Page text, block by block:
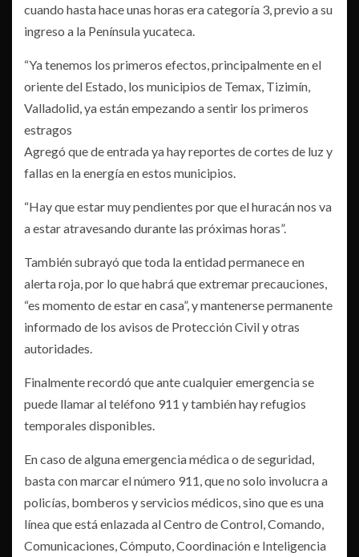
cuando hasta hace unas horas era categoría 3, previo a su
ingreso a la Península yucateca.
“Ya tenemos los primeros efectos, principalmente en el
oriente del Estado, los municipios de Temax, Tizimín,
Valladolid, ya están empezando a sentir los primeros
estragos
Agregó que de entrada ya hay reportes de cortes de luz y
fallas en la energía en estos municipios.
“Hay que estar muy pendientes por que el huracán nos va
a estar atravesando durante las próximas horas”.
También subrayó que toda la entidad permanece en
alerta roja, por lo que habrá que extremar precauciones,
“es momento de estar en casa”, y mantenerse permanente
informado de los avisos de Protección Civil y otras
autoridades.
Finalmente recordó que ante cualquier emergencia se
puede llamar al teléfono 911 y también hay refugios
temporales disponibles.
En caso de alguna emergencia médica o de seguridad,
basta con marcar el número 911, que no solo involucra a
policías, bomberos y servicios médicos, sino que es una
línea que está enlazada al Centro de Control, Comando,
Comunicaciones, Cómputo, Coordinación e Inteligencia